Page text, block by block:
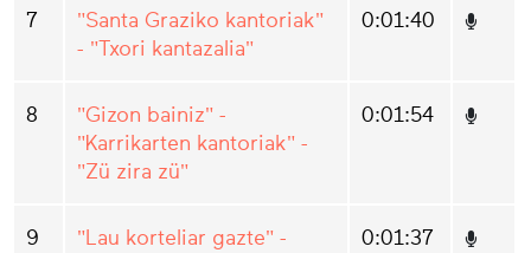
7
"Santa Graziko kantoriak"
- "Txori kantazalia"
0:01:40
8
"Gizon bainiz" -
"Karrikarten kantoriak" -
"Zü zira zü"
0:01:54
9
"Lau korteliar gazte" -
0:01:37